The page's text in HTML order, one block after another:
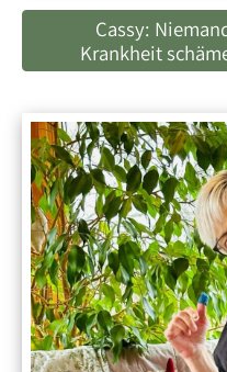
Cassy:
Krankheit